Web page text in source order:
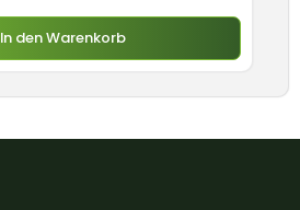
In den Warenkorb